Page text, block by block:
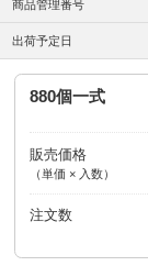
商品管理番号
出荷予定日
880個一式
販売価格
（単価 × 入数）
注文数